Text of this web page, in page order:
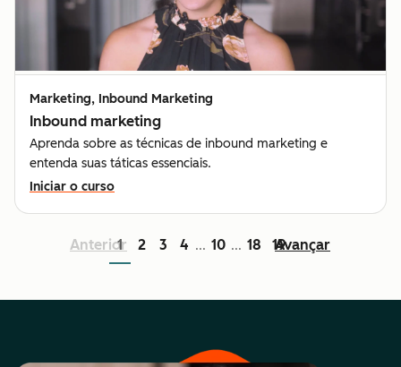
Marketing, Inbound Marketing
Inbound marketing
Aprenda sobre as técnicas de inbound marketing e
entenda suas táticas essenciais.
Iniciar o curso
Anterior
1 2 3 4 ... 10 ... 18 19
Avançar